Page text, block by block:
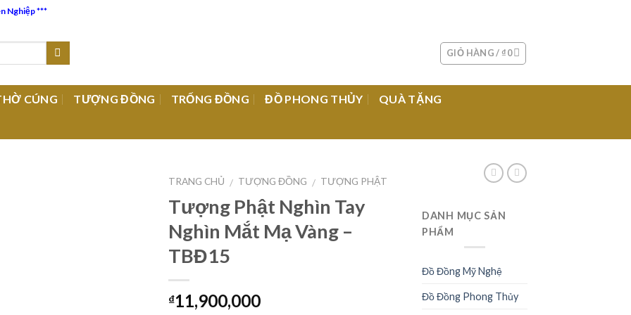
Nghiệp ***
GIỎ HÀNG / ₫0
CÚNG TƯỢNG ĐỒNG TRỐNG ĐỒNG ĐỒ PHONG THỦY QUÀ TẶNG
TRANG CHỦ / TƯỢNG ĐỒNG / TƯỢNG PHẬT
Tượng Phật Nghìn Tay
Nghìn Mắt Mạ Vàng –
TBĐ15
₫11,900,000
DANH MỤC SẢN
PHẨM
Đồ Đồng Mỹ Nghệ
Đồ Đồng Phong Thủy